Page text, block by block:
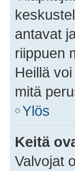
antavat
riippuen
Heillä
mitä
Ylös
Keitä
Valvojat